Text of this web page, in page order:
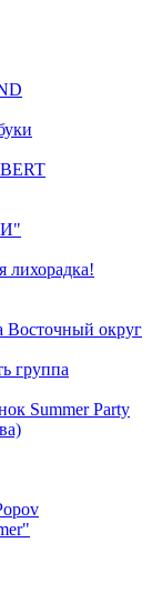
лихорадка!
Восточный округ
группа
Summer Party